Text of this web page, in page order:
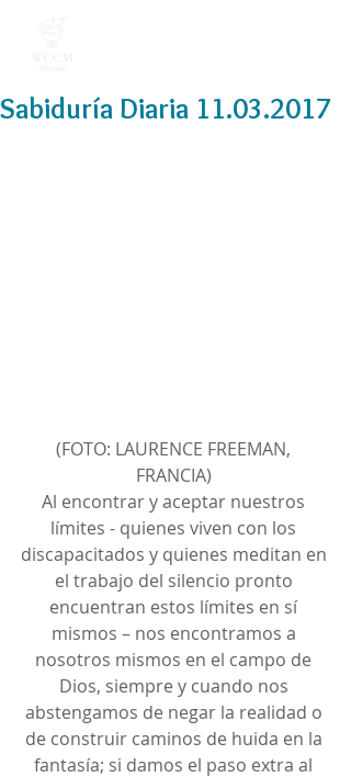
Sabiduría Diaria 11.03.2017
(FOTO: LAURENCE FREEMAN,
FRANCIA)
Al encontrar y aceptar nuestros
límites - quienes viven con los
discapacitados y quienes meditan en
el trabajo del silencio pronto
encuentran estos límites en sí
mismos – nos encontramos a
nosotros mismos en el campo de
Dios, siempre y cuando nos
abstengamos de negar la realidad o
de construir caminos de huida en la
fantasía; si damos el paso extra al